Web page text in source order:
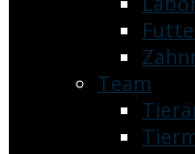
Team